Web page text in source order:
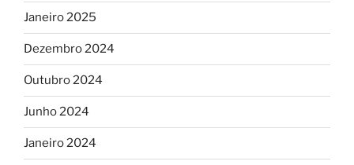
Janeiro 2025
Dezembro 2024
Outubro 2024
Junho 2024
Janeiro 2024